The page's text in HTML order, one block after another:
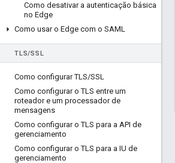
Como desativar a autenticação básica
no Edge
Como usar o Edge com o SAML
TLS/SSL
Como configurar TLS/SSL
Como configurar o TLS entre um
roteador e um processador de
mensagens
Como configurar o TLS para a API de
gerenciamento
Como configurar o TLS para a IU de
gerenciamento